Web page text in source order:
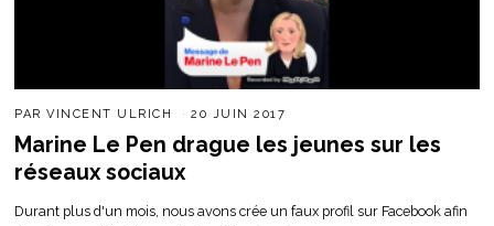
PARVINCENT ULRICH 20 JUIN 2017
Marine Le Pen drague les jeunes sur les
réseaux sociaux
Durant plus d'un mois, nous avons crée un faux profil sur Facebook afin